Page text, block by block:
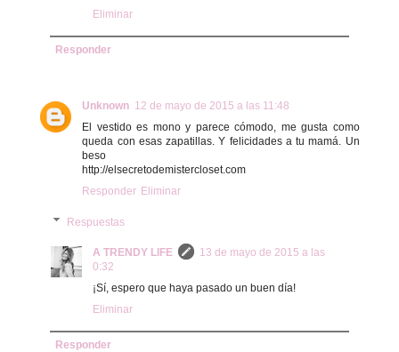
Eliminar
Responder
Unknown 12 de mayo de 2015 a las 11:48
El vestido es mono y parece cómodo, me gusta como
queda con esas zapatillas. Y felicidades a tu mamá. Un
beso
http://elsecretodemistercloset.com
Responder Eliminar
Respuestas
A TRENDY LIFE
13 de mayo de 2015 a las
0:32
¡Sí, espero que haya pasado un buen día!
Eliminar
Responder